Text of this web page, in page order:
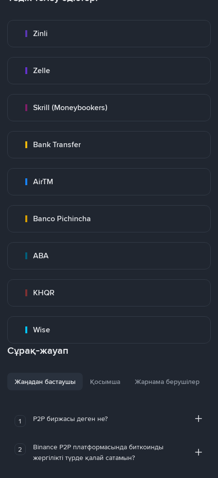
Zinli
Zelle
Skrill (Moneybookers)
Bank Transfer
AirTM
Banco Pichincha
ABA
KHQR
Wise
Сұрақ-жауап
Жаңадан бастаушы Қосымша Жарнама берушілер
1 P2P биржасы деген не?
2
Binance P2P платформасында биткоинды
жергілікті түрде қалай сатамын?